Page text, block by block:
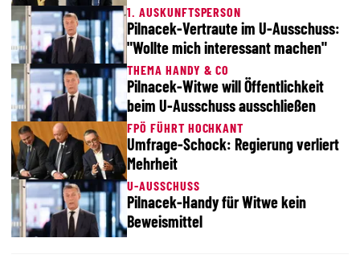
1. AUSKUNFTSPERSON
Pilnacek-Vertraute im U-Ausschuss:
"Wollte mich interessant machen"
THEMA HANDY & CO
Pilnacek-Witwe will Öffentlichkeit
beim U-Ausschuss ausschließen
FPÖ FÜHRT HOCHKANT
Umfrage-Schock: Regierung verliert
Mehrheit
U-AUSSCHUSS
Pilnacek-Handy für Witwe kein
Beweismittel